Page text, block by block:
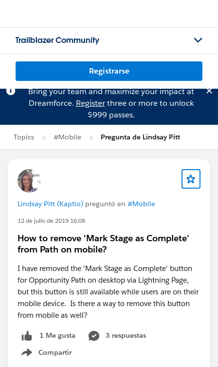
Trailblazer Community
Registrarse
Bring your team and maximize your impact at
Dreamforce. Registerthree or more to unlock
$999 passes.
Topics #Mobile Pregunta de Lindsay Pitt
Lindsay Pitt (Kaptio) preguntó en #Mobile
12 de julio de 2019 16:08
How to remove 'Mark Stage as Complete'
from Path on mobile?
I have removed the 'Mark Stage as Complete' button
for Opportunity Path on desktop via Lightning Page,
but this button is still available while users are on their
mobile device. Is there a way to remove this button
from mobile as well?
1 Me gusta
3 respuestas
Compartir
Show menu